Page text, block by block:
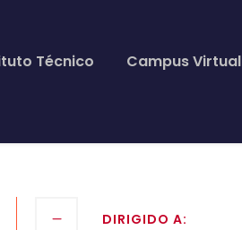
Técnico Campus Virtual
DIRIGIDO A: